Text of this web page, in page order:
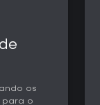
os
para o